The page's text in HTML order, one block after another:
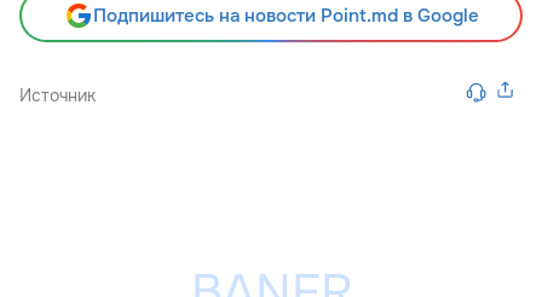
Подпишитесь на новости Point.md в Google
Источник